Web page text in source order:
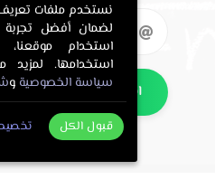
اشترك
نستخدم ملفات تعريف
لضمان أفضل
استخدام
استخدامها. لمزيد
سياسة الخصوصية و
قبول الكل